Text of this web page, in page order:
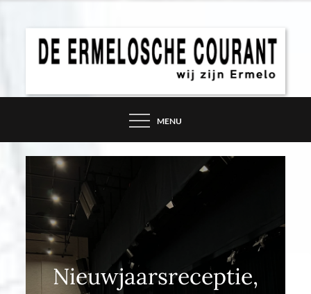
DE ERMELOSCHE
COURANT – WIJ ZIJN
ERMELO
MENU
Nieuwjaarsreceptie,